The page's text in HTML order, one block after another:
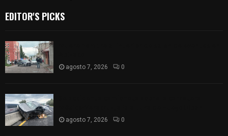
EDITOR'S PICKS
agosto 7, 2026 0
agosto 7, 2026 0